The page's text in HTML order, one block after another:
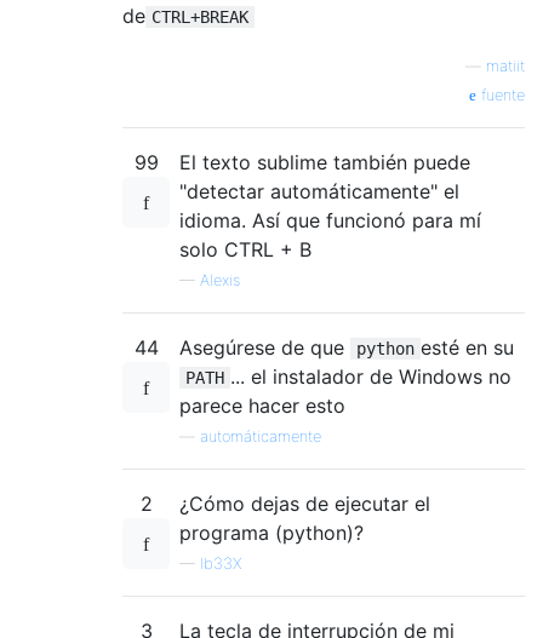
de CTRL+BREAK
matiit
fuente
99
El texto sublime también puede
"detectar automáticamente" el
idioma. Así que funcionó para mí
solo CTRL + B
— Alexis
44 Asegúrese de que python esté en su
PATH ... el instalador de Windows no
parece hacer esto
automáticamente
2
¿Cómo dejas de ejecutar el
programa (python)?
— Ib33X
3
La tecla de interrupción de mi